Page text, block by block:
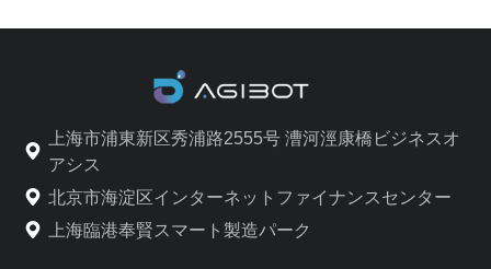
上海市浦東新区秀浦路2555号 漕河涇康橋ビジネスオ
アシス
北京市海淀区インターネットファイナンスセンター
上海臨港奉賢スマート製造パーク